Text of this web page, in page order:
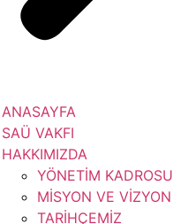
ANASAYFA
SAÜ VAKFI
HAKKIMIZDA
YÖNETİM KADROSU
MİSYON VE VİZYON
TARİHÇEMİZ